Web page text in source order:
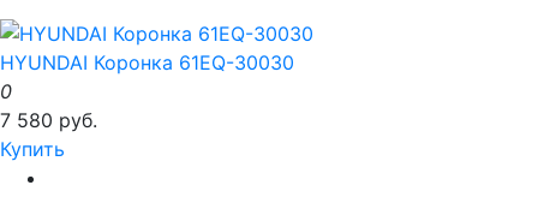
HYUNDAI Коронка 61EQ-30030
0
7 580 руб.
Купить